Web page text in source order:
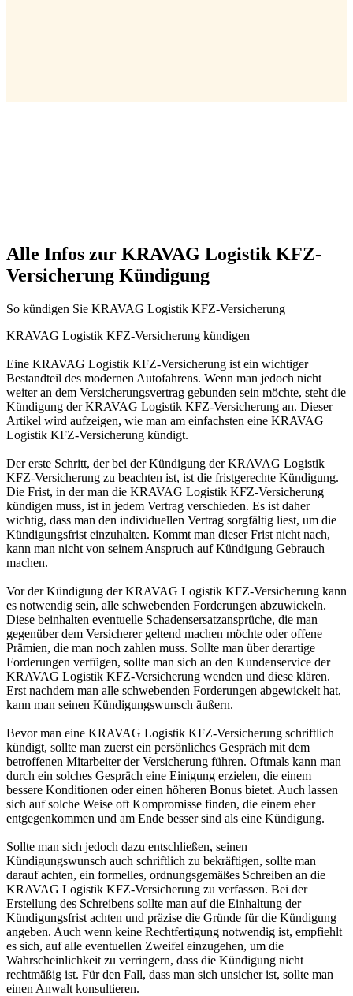
Alle Infos zur KRAVAG Logistik KFZ-
Versicherung Kündigung
So kündigen Sie KRAVAG Logistik KFZ-Versicherung
KRAVAG Logistik KFZ-Versicherung kündigen
Eine KRAVAG Logistik KFZ-Versicherung ist ein wichtiger
Bestandteil des modernen Autofahrens. Wenn man jedoch nicht
weiter an dem Versicherungsvertrag gebunden sein möchte, steht die
Kündigung der KRAVAG Logistik KFZ-Versicherung an. Dieser
Artikel wird aufzeigen, wie man am einfachsten eine KRAVAG
Logistik KFZ-Versicherung kündigt.
Der erste Schritt, der bei der Kündigung der KRAVAG Logistik
KFZ-Versicherung zu beachten ist, ist die fristgerechte Kündigung.
Die Frist, in der man die KRAVAG Logistik KFZ-Versicherung
kündigen muss, ist in jedem Vertrag verschieden. Es ist daher
wichtig, dass man den individuellen Vertrag sorgfältig liest, um die
Kündigungsfrist einzuhalten. Kommt man dieser Frist nicht nach,
kann man nicht von seinem Anspruch auf Kündigung Gebrauch
machen.
Vor der Kündigung der KRAVAG Logistik KFZ-Versicherung kann
es notwendig sein, alle schwebenden Forderungen abzuwickeln.
Diese beinhalten eventuelle Schadensersatzansprüche, die man
gegenüber dem Versicherer geltend machen möchte oder offene
Prämien, die man noch zahlen muss. Sollte man über derartige
Forderungen verfügen, sollte man sich an den Kundenservice der
KRAVAG Logistik KFZ-Versicherung wenden und diese klären.
Erst nachdem man alle schwebenden Forderungen abgewickelt hat,
kann man seinen Kündigungswunsch äußern.
Bevor man eine KRAVAG Logistik KFZ-Versicherung schriftlich
kündigt, sollte man zuerst ein persönliches Gespräch mit dem
betroffenen Mitarbeiter der Versicherung führen. Oftmals kann man
durch ein solches Gespräch eine Einigung erzielen, die einem
bessere Konditionen oder einen höheren Bonus bietet. Auch lassen
sich auf solche Weise oft Kompromisse finden, die einem eher
entgegenkommen und am Ende besser sind als eine Kündigung.
Sollte man sich jedoch dazu entschließen, seinen
Kündigungswunsch auch schriftlich zu bekräftigen, sollte man
darauf achten, ein formelles, ordnungsgemäßes Schreiben an die
KRAVAG Logistik KFZ-Versicherung zu verfassen. Bei der
Erstellung des Schreibens sollte man auf die Einhaltung der
Kündigungsfrist achten und präzise die Gründe für die Kündigung
angeben. Auch wenn keine Rechtfertigung notwendig ist, empfiehlt
es sich, auf alle eventuellen Zweifel einzugehen, um die
Wahrscheinlichkeit zu verringern, dass die Kündigung nicht
rechtmäßig ist. Für den Fall, dass man sich unsicher ist, sollte man
einen Anwalt konsultieren.